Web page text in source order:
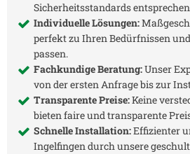
Sicherheitsstandards entsprechen
Individuelle Lösungen:
perfekt zu Ihren Bedürfnissen
passen.
Fachkundige Beratung:Unser
von der ersten Anfrage bis zur
Transparente Preise:Keine
bieten faire und transparente
Schnelle Installation:Effizienter
Ingelfingendurch unsere